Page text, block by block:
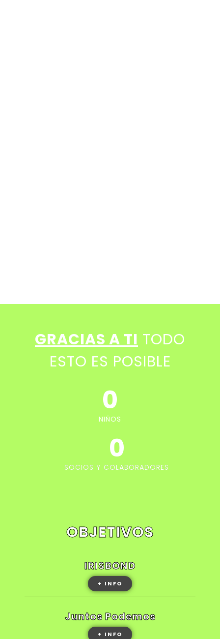
GRACIAS A TI TODO
ESTO ES POSIBLE
NIÑOS
0
SOCIOS Y COLABORADORES
0
OBJETIVOS
IRISBOND
+ INFO
Juntos Podemos
+ INFO